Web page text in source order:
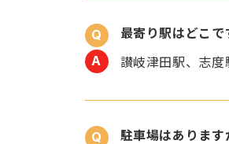
最寄り駅はどこで
讃岐津田駅、志度
駐車場はあります